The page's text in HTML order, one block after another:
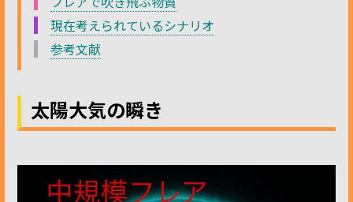
現在考えられているシナリオ
参考文献
太陽大気の瞬き